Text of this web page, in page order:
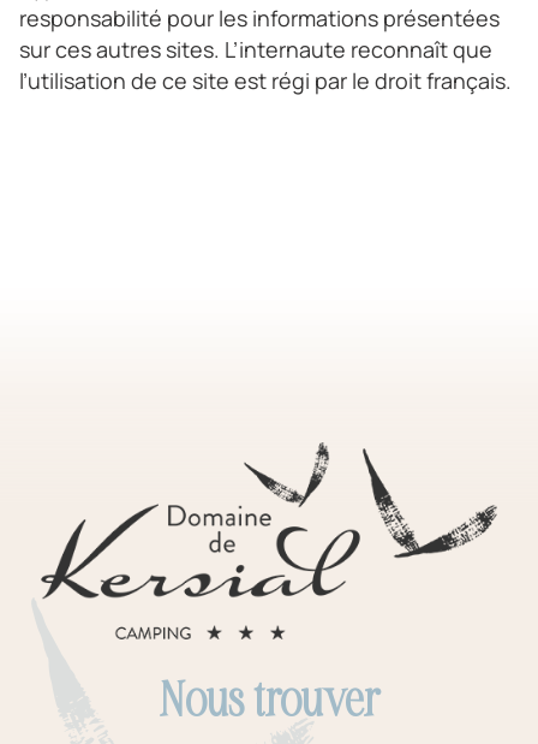
responsabilité pour les informations présentées
sur ces autres sites. L’internaute reconnaît que
l’utilisation de ce site est régi par le droit français.
Nous trouver